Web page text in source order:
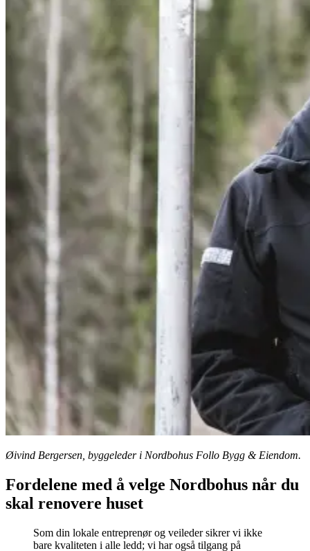
Øivind Bergersen, byggeleder i Nordbohus Follo Bygg & Eiendom.
Fordelene med å velge Nordbohus når du
skal renovere huset
Som din lokale entreprenør og veileder sikrer vi ikke
bare kvaliteten i alle ledd; vi har også tilgang på